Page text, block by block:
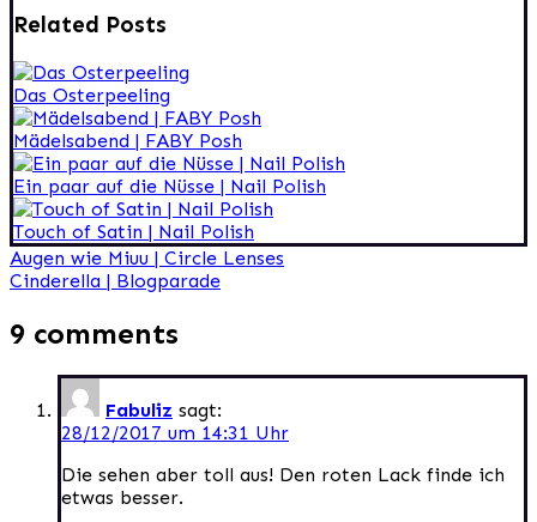
Related Posts
Das Osterpeeling
Mädelsabend | FABY Posh
Ein paar auf die Nüsse | Nail Polish
Touch of Satin | Nail Polish
Beitragsnavigation
Augen wie Miuu | Circle Lenses
Cinderella | Blogparade
9 comments
Fabuliz sagt:
28/12/2017 um 14:31 Uhr
Die sehen aber toll aus! Den roten Lack finde ich
etwas besser.